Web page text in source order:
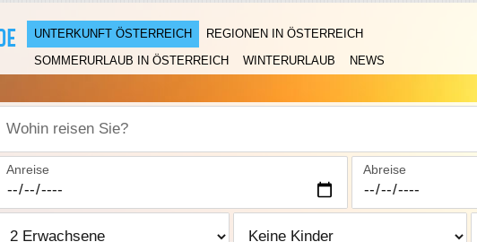
UNTERKUNFT ÖSTERREICH
REGIONEN IN ÖSTERREICH
SOMMERURLAUB IN ÖSTERREICH
WINTERURLAUB NEWS
Wohin reisen Sie?
Anreise Abreise